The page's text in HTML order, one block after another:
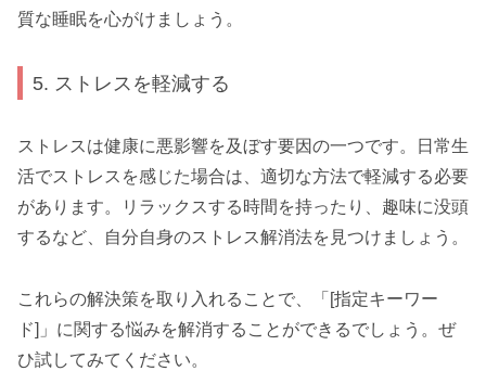
質な睡眠を心がけましょう。
5. ストレスを軽減する
ストレスは健康に悪影響を及ぼす要因の一つです。日常生
活でストレスを感じた場合は、適切な方法で軽減する必要
があります。リラックスする時間を持ったり、趣味に没頭
するなど、自分自身のストレス解消法を見つけましょう。
これらの解決策を取り入れることで、「[指定キーワー
ド]」に関する悩みを解消することができるでしょう。ぜ
ひ試してみてください。